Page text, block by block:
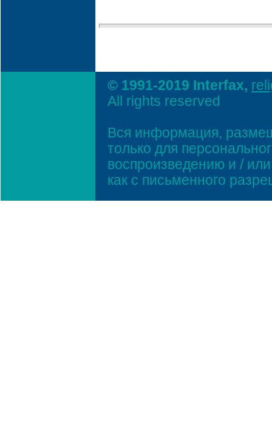
© 1991-2019 Interfax,
All rights reserved
Вся информация,
только для
воспроизведению и /
как с письменного